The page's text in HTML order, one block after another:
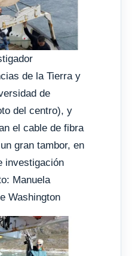
de la Tierra y
de
del centro), y
el cable de fibra
gran tambor, en
investigación
Manuela
Washington